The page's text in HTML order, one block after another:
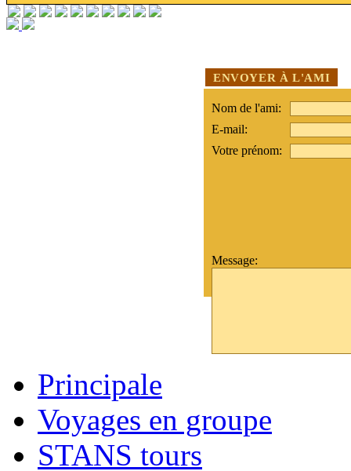
ENVOYER À L'AMI
Nom de l'ami:
E-mail:
Votre prénom:
Message:
Principale
Voyages en groupe
STANS tours